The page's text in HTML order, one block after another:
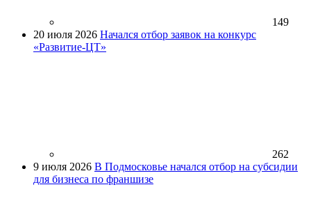
149
20 июля 2026 Начался отбор заявок на конкурс
«Развитие-ЦТ»
262
9 июля 2026 В Подмосковье начался отбор на субсидии
для бизнеса по франшизе